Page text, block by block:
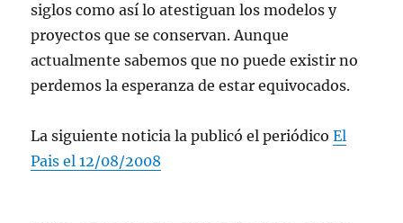
siglos como así lo atestiguan los modelos y
proyectos que se conservan. Aunque
actualmente sabemos que no puede existir no
perdemos la esperanza de estar equivocados.
La siguiente noticia la publicó el periódicoEl
Pais el 12/08/2008